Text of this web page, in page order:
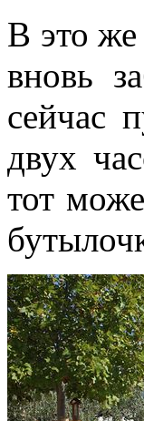
В это
вновь
сейчас
двух
тот